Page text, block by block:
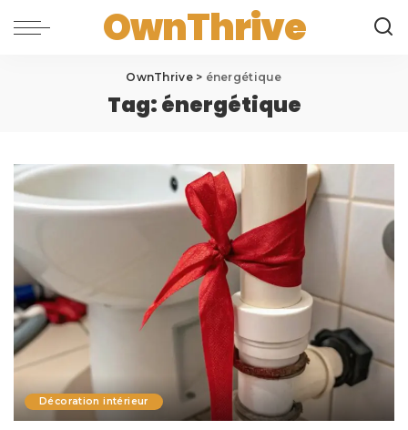
OwnThrive
OwnThrive> énergétique
Tag:énergétique
Décoration intérieur